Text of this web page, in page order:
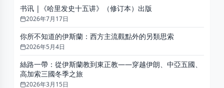
书讯 |《哈里发史十五讲》（修订本）出版
2026年7月17日
你所不知道的伊斯蘭：西方主流觀點外的另類思索
2026年5月4日
絲路一帶：從伊斯蘭教到東正教——穿越伊朗、中亞五國、
高加索三國冬季之旅
2026年3月15日